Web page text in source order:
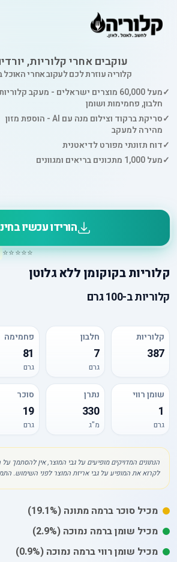
עוקבים אחרי קלוריות,
קלוריה עוזרת לכם לעקוב אחרי האוכל
✓
מעל 60,000 מוצרים ישראלים - מעקב
חלבון, פחמימות ושומן
✓
סריקת ברקוד וצילום מנה עם AI - הוספת מזון
מהירה למעקב
✓דוח תזונתי מפורט לדיאטנית
✓מעל 1,000 מתכונים בריאים ומגוונים
הורידו עכשיו
⭐⭐⭐⭐⭐
קלוריותבקוקומן ללא גלוטן
קלוריותב-100 גרם
קלוריות
387
חלבון
7
גרם
פחמימה
81
גרם
שומן רווי
1
גרם
נתרן
330
מ"ג
סוכר
19
גרם
הנתונים המדויקים מופיעים על גבי המוצר, אין להסתמך
לקרוא את המופיע על גבי אריזת המוצר לפני השימוש.
מכיל סוכר ברמה מתונה (19.1%)
מכיל שומןברמה נמוכה (2.9%)
מכיל שומן רוויברמה נמוכה (0.9%)